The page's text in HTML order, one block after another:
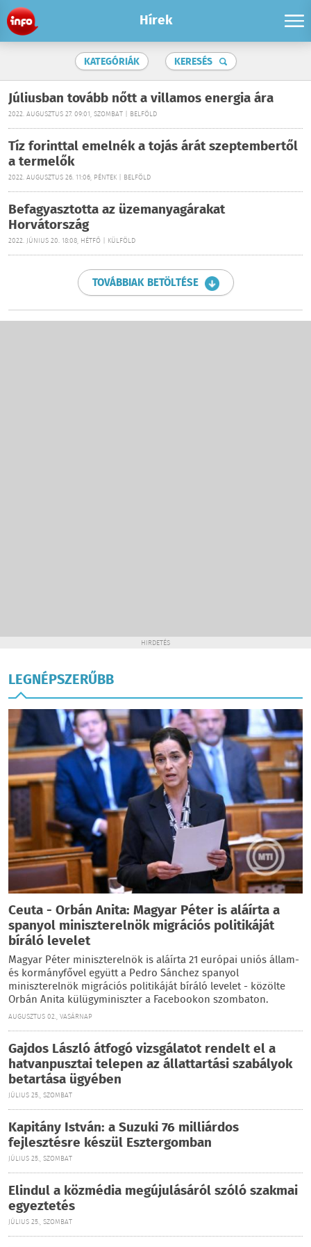
Hírek
KATEGÓRIÁK KERESÉS
Júliusban tovább nőtt a villamos energia ára
2022. AUGUSZTUS 27. 09:01, SZOMBAT | BELFÖLD
Tíz forinttal emelnék a tojás árát szeptembertől
a termelők
2022. AUGUSZTUS 26. 11:06, PÉNTEK | BELFÖLD
Befagyasztotta az üzemanyagárakat
Horvátország
2022. JÚNIUS 20. 18:08, HÉTFŐ | KÜLFÖLD
TOVÁBBIAK BETÖLTÉSE
HIRDETÉS
LEGNÉPSZERŰBB
Ceuta - Orbán Anita: Magyar Péter is aláírta a
spanyol miniszterelnök migrációs politikáját
bíráló levelet
Magyar Péter miniszterelnök is aláírta 21 európai uniós állam-
és kormányfővel együtt a Pedro Sánchez spanyol
miniszterelnök migrációs politikáját bíráló levelet - közölte
Orbán Anita külügyminiszter a Facebookon szombaton.
AUGUSZTUS 02., VASÁRNAP
Gajdos László átfogó vizsgálatot rendelt el a
hatvanpusztai telepen az állattartási szabályok
betartása ügyében
JÚLIUS 25., SZOMBAT
Kapitány István: a Suzuki 76 milliárdos
fejlesztésre készül Esztergomban
JÚLIUS 25., SZOMBAT
Elindul a közmédia megújulásáról szóló szakmai
egyeztetés
JÚLIUS 25., SZOMBAT